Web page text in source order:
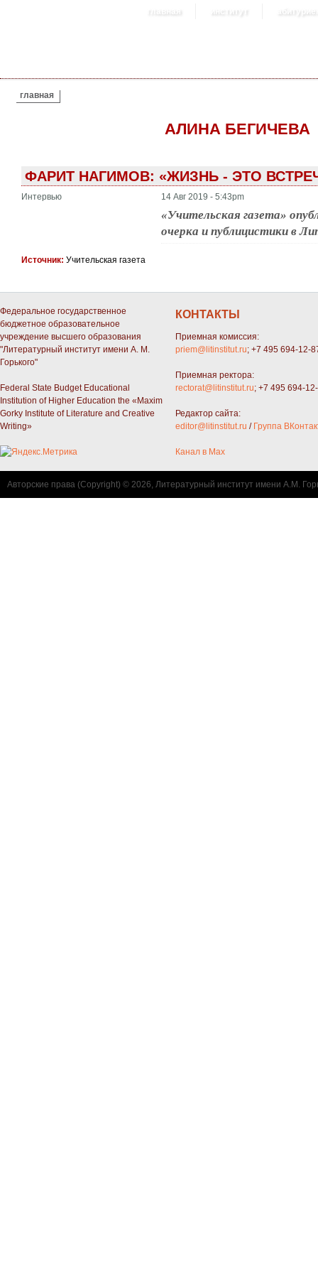
главная институт
ВЫ ЗДЕСЬ
главная
АЛИНА БЕГИЧЕВА
ФАРИТ НАГИМОВ: «ЖИЗНЬ - ЭТО
Интервью 14 Авг 2019 - 5:43pm
«Учительская газета»
очерка и публицистики в
Источник: Учительская газета
Федеральное государственное
бюджетное образовательное
учреждение высшего образования
"Литературный институт имени А. М.
Горького"
Federal State Budget Educational
Institution of Higher Education the «Maxim
Gorky Institute of Literature and Creative
Writing»
КОНТАКТЫ
Приемная комиссия:
priem@litinstitut.ru; +7 495 694-12-
Приемная ректора:
rectorat@litinstitut.ru; +7 495 694-
Редактор сайта:
editor@litinstitut.ru / Группа
Канал в Max
Авторские права (Copyright) © 2026, Литературный институт имени А.М.